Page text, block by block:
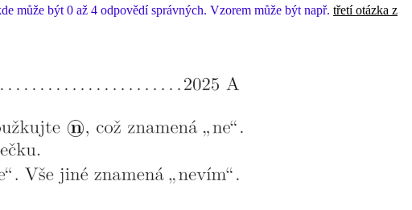
může být 0 až 4 odpovědí správných. Vzorem může být např. třetí otázka z